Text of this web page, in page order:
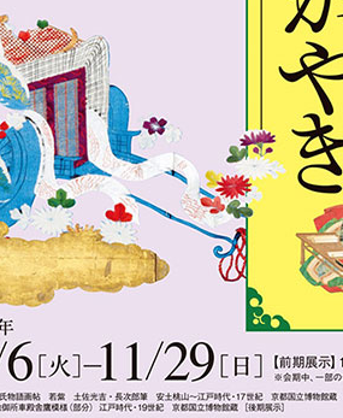
京都国立博物館だより
Kyoto National
よみものweb